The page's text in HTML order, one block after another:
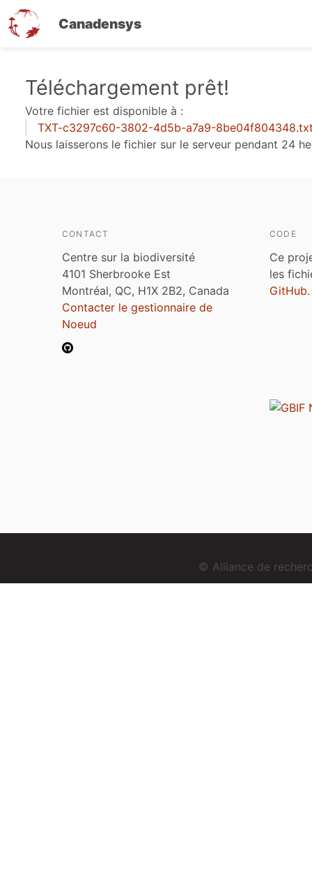
Canadensys
contenu
principal
Téléchargement prêt!
Votre fichier est disponible à :
TXT-c3297c60-3802-4d5b-a7a9-
Nous laisserons le fichier sur le serveur pendant 24
CONTACT
Centre sur la biodiversité
4101 Sherbrooke Est
Montréal, QC, H1X 2B2, Canada
Contacter le gestionnaire de
Noeud
CODE
Ce
les
GitHub.
© Alliance de